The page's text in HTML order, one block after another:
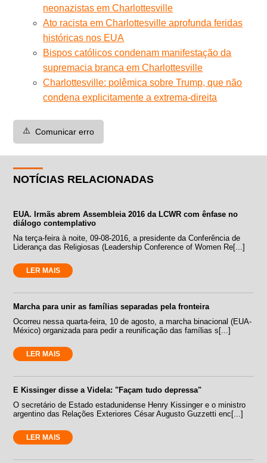
neonazistas em Charlottesville
Ato racista em Charlottesville aprofunda feridas
históricas nos EUA
Bispos católicos condenam manifestação da
supremacia branca em Charlottesville
Charlottesville: polêmica sobre Trump, que não
condena explicitamente a extrema-direita
⚠️ Comunicar erro
NOTÍCIAS RELACIONADAS
EUA. Irmãs abrem Assembleia 2016 da LCWR com ênfase no
diálogo contemplativo
Na terça-feira à noite, 09-08-2016, a presidente da Conferência de
Liderança das Religiosas (Leadership Conference of Women Re[...]
LER MAIS
Marcha para unir as famílias separadas pela fronteira
Ocorreu nessa quarta-feira, 10 de agosto, a marcha binacional (EUA-
México) organizada para pedir a reunificação das famílias s[...]
LER MAIS
E Kissinger disse a Videla: "Façam tudo depressa"
O secretário de Estado estadunidense Henry Kissinger e o ministro
argentino das Relações Exteriores César Augusto Guzzetti enc[...]
LER MAIS